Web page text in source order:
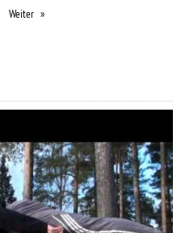
Weiter